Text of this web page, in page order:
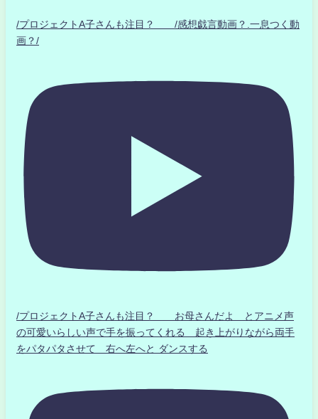
/プロジェクトA子さんも注目？ /感想戯言動画？.一息つく動
画？/
/プロジェクトA子さんも注目？ お母さんだよ とアニメ声
の可愛いらしい声で手を振ってくれる 起き上がりながら両手
をパタパタさせて 右へ左へと ダンスする